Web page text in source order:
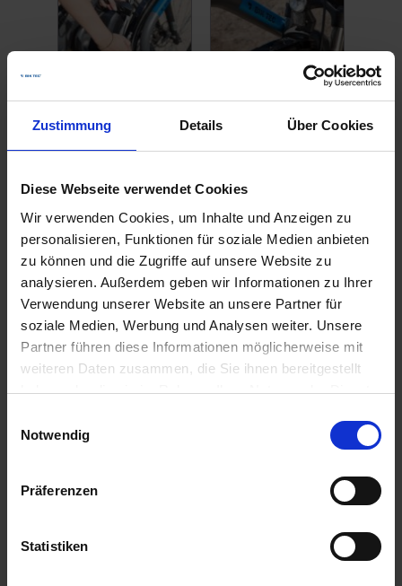
Zustimmung Details Über Cookies
Diese Webseite verwendet Cookies
Wir verwenden Cookies, um Inhalte und Anzeigen zu
personalisieren, Funktionen für soziale Medien anbieten
zu können und die Zugriffe auf unsere Website zu
analysieren. Außerdem geben wir Informationen zu Ihrer
Verwendung unserer Website an unsere Partner für
soziale Medien, Werbung und Analysen weiter. Unsere
Partner führen diese Informationen möglicherweise mit
weiteren Daten zusammen, die Sie ihnen bereitgestellt
haben oder die sie im Rahmen Ihrer Nutzung der Dienste
Notwendig
Präferenzen
Statistiken